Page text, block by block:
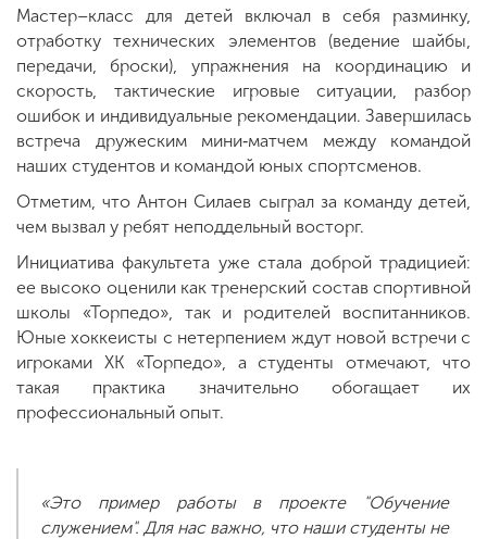
Мастер–класс для детей включал в себя разминку,
отработку технических элементов (ведение шайбы,
передачи, броски), упражнения на координацию и
скорость, тактические игровые ситуации, разбор
ошибок и индивидуальные рекомендации. Завершилась
встреча дружеским мини‑матчем между командой
наших студентов и командой юных спортсменов.
Отметим, что Антон Силаев сыграл за команду детей,
чем вызвал у ребят неподдельный восторг.
Инициатива факультета уже стала доброй традицией:
ее высоко оценили как тренерский состав спортивной
школы «Торпедо», так и родителей воспитанников.
Юные хоккеисты с нетерпением ждут новой встречи с
игроками ХК «Торпедо», а студенты отмечают, что
такая практика значительно обогащает их
профессиональный опыт.
«Это пример работы в проекте "Обучение
служением". Для нас важно, что наши студенты не